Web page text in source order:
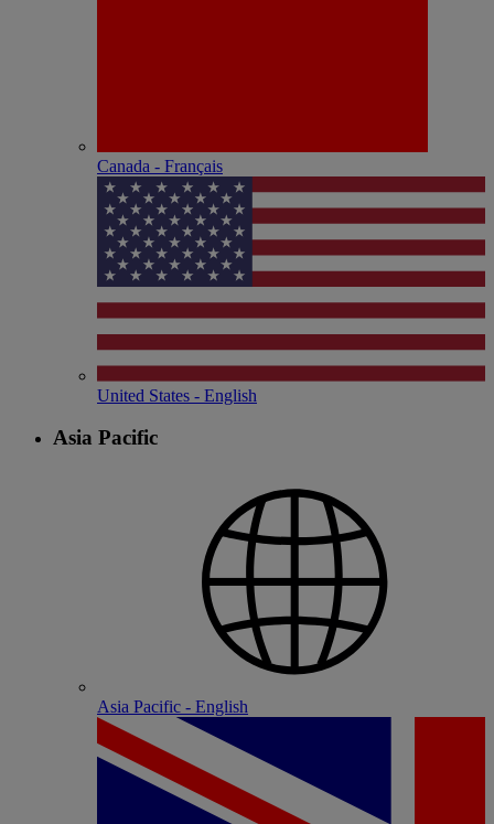
Canada - Français
United States - English
Asia Pacific
Asia Pacific - English